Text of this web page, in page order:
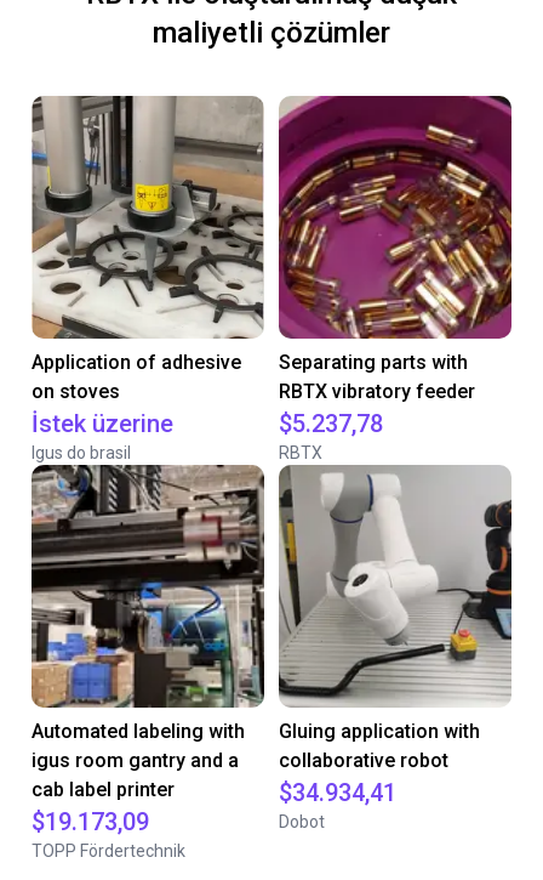
maliyetli çözümler
Application of adhesive
on stoves
İstek üzerine
Igus do brasil
Separating parts with
RBTX vibratory feeder
$5.237,78
RBTX
Automated labeling with
igus room gantry and a
cab label printer
$19.173,09
TOPP Fördertechnik
Gluing application with
collaborative robot
$34.934,41
Dobot